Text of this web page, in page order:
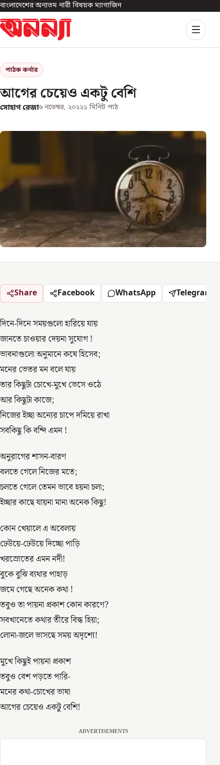
বাংলাদেশের অন্যতম নারী বিষয়ক ম্যাগাজিন
পাঠক কর্নার
আগের চেয়েও একটু বেশি
সোহাগ রেজা৬ নভেম্বর, ২০২২১ মিনিট পাঠ
Share Facebook WhatsApp Telegram
দিনে-দিনে সময়গুলো হারিয়ে যায়
জানতে চাওয়ার দেয়না সুযোগ !
ভাবনাগুলো অনুমানে কষে হিসেব;
মনের ভেতর মন বলে যায়
তার কিছুটা চোখে-মুখে ভেসে ওঠে
আর কিছুটা কাজে;
নিজের ইচ্ছা অন্যের চাপে দমিয়ে রাখা
সবকিছু কি বন্দি এমন !
অনুরাগের শাসন-বারণ
বলতে গেলে নিজের মতে;
চলতে গেলে তেমন ভাবে হয়না চলা;
ইচ্ছার কাছে যায়না মানা অনেক কিছু!
কোন খেয়ালে এ অবেলায়
ঢেউয়ে-ঢেউয়ে দিচ্ছো পাড়ি
খরস্রোতের এমন নদী!
বুকে বুঝি ব্যথার পাহাড়
জমে গেছে অনেক কথা !
তবুও তা পায়না প্রকাশ কোন কারণে?
সবখানেতে কথার তীরে বিদ্ধ হিয়া;
লোনা-জলে ভাসছে সময় অদৃশ্যে!
মুখে কিছুই পায়না প্রকাশ
তবুও বেশ পড়তে পারি-
মনের কথা-চোখের ভাষা
আগের চেয়েও একটু বেশি!
ADVERTISEMENTS